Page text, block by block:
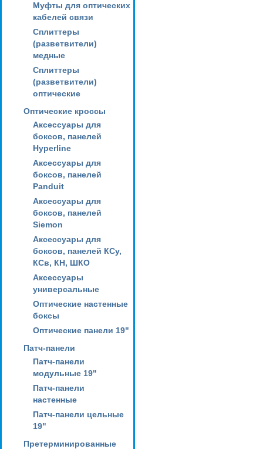
Муфты для оптических
кабелей связи
Сплиттеры
(разветвители)
медные
Сплиттеры
(разветвители)
оптические
Оптические кроссы
Аксессуары для
боксов, панелей
Hyperline
Аксессуары для
боксов, панелей
Panduit
Аксессуары для
боксов, панелей
Siemon
Аксессуары для
боксов, панелей КСу,
КСв, КН, ШКО
Аксессуары
универсальные
Оптические настенные
боксы
Оптические панели 19"
Патч-панели
Патч-панели
модульные 19"
Патч-панели
настенные
Патч-панели цельные
19"
Претерминированные